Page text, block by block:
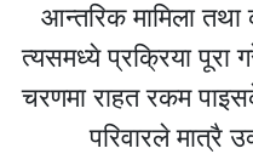
आन्तरिक मामिला
त्यसमध्ये प्रक्रिया
चरणमा राहत रकम
परिवारले मात्रै